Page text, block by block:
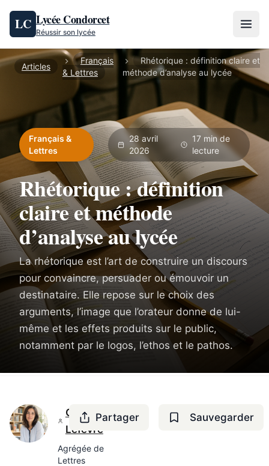
Aller au contenu
LC Lycée Condorcet
Réussir son lycée
Articles
Français
& Lettres
Rhétorique : définition claire et
méthode d’analyse au lycée
Français &
Lettres
28 avril
2026
17 min de
lecture
Rhétorique : définition
claire et méthode
d’analyse au lycée
La rhétorique est l’art de construire un discours
pour convaincre, persuader ou émouvoir un
destinataire. Elle repose sur le choix des
arguments, l’image que l’orateur donne de lui-
même et les effets produits sur le public,
notamment par le logos, l’ethos et le pathos.
Camille
Lefèvre
Agrégée de
Lettres
Partager Sauvegarder